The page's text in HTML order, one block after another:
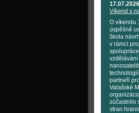
17.07.2026
Víkend s
O víkendu
úspěšně
škola
v rámci
vzdělávání
partneři
Valašské
zúčastnilo
stran